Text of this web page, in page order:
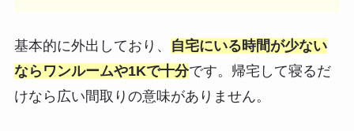
基本的に外出しており、
自宅にいる時間が少ない
ならワンルームや1Kで十分です。帰宅して寝るだ
けなら広い間取りの意味がありません。